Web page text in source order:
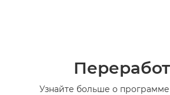
Узнайте больше о